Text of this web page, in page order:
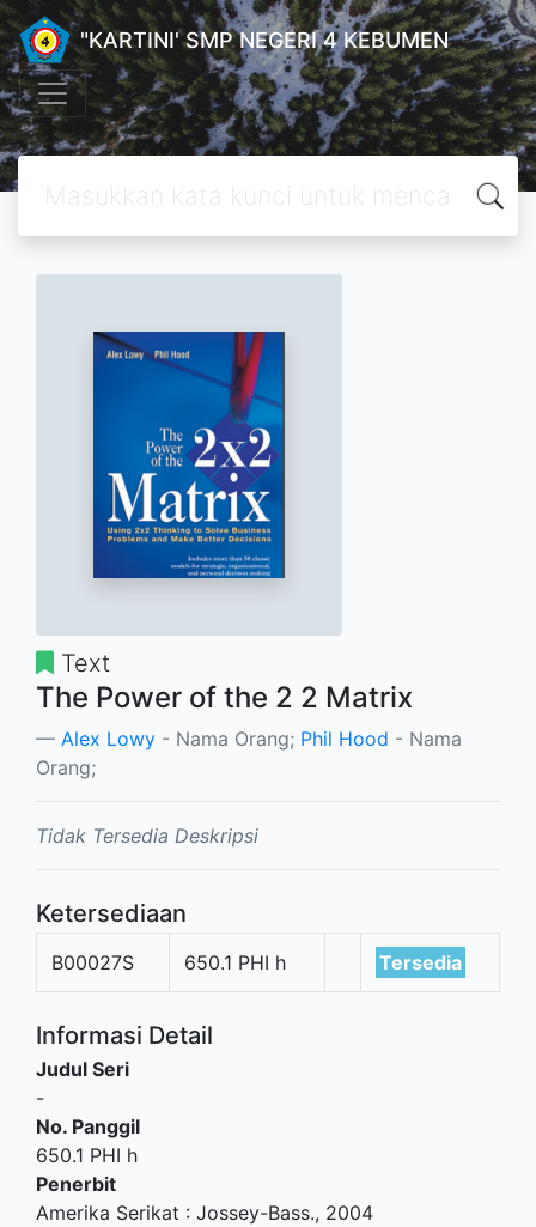
"KARTINI' SMP NEGERI 4 KEBUMEN
Text
The Power of the 2 2 Matrix
Alex Lowy - Nama Orang; Phil Hood - Nama
Orang;
Tidak Tersedia Deskripsi
Ketersediaan
B00027S 650.1 PHI h Tersedia
Informasi Detail
Judul Seri
-
No. Panggil
650.1 PHI h
Penerbit
Amerika Serikat : Jossey-Bass., 2004